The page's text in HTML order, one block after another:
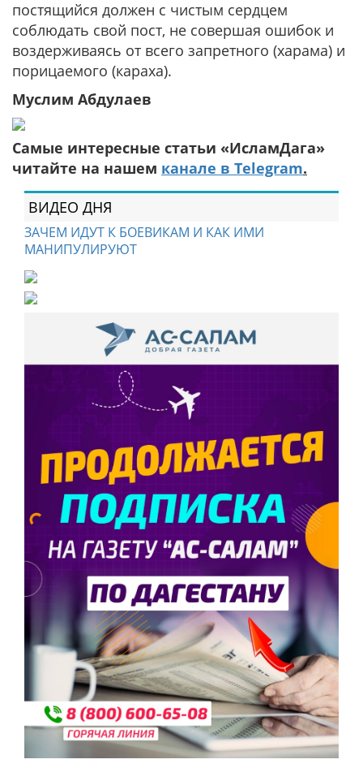
постящийся должен с чистым сердцем
соблюдать свой пост, не совершая ошибок и
воздерживаясь от всего запретного (харама) и
порицаемого (караха).
Муслим Абдулаев
Самые интересные статьи «ИсламДага»
читайте на нашем канале в Telegram.
ВИДЕО ДНЯ
ЗАЧЕМ ИДУТ К БОЕВИКАМ И КАК ИМИ
МАНИПУЛИРУЮТ